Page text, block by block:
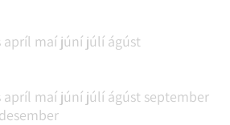
apríl maí júní júlí ágúst
apríl maí júní júlí ágúst september
desember